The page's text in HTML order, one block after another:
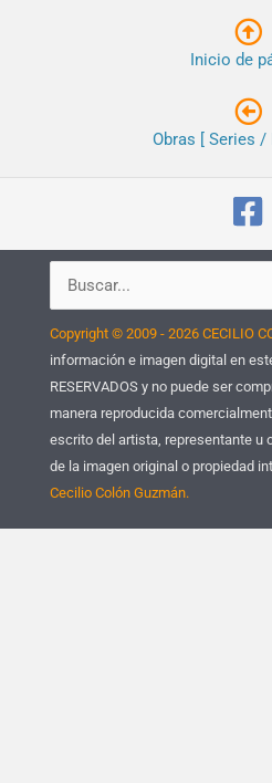
Inicio de
Obras [ Series /
Buscar
Copyright © 2009 - 2026 CECILIO
información e imagen digital en
RESERVADOS y no puede ser
manera reproducida
escrito del artista, representante u
de la imagen original o propiedad
Cecilio Colón Guzmán.